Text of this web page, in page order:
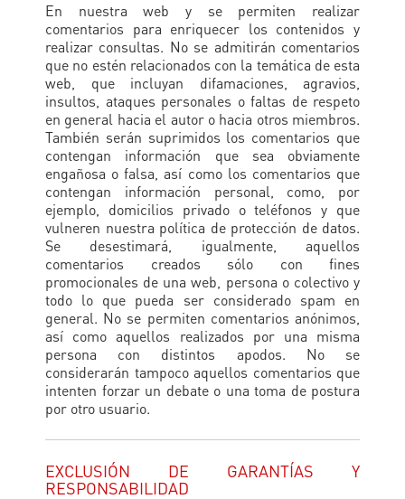
En nuestra web y se permiten realizar
comentarios para enriquecer los contenidos y
realizar consultas. No se admitirán comentarios
que no estén relacionados con la temática de esta
web, que incluyan difamaciones, agravios,
insultos, ataques personales o faltas de respeto
en general hacia el autor o hacia otros miembros.
También serán suprimidos los comentarios que
contengan información que sea obviamente
engañosa o falsa, así como los comentarios que
contengan información personal, como, por
ejemplo, domicilios privado o teléfonos y que
vulneren nuestra política de protección de datos.
Se desestimará, igualmente, aquellos
comentarios creados sólo con fines
promocionales de una web, persona o colectivo y
todo lo que pueda ser considerado spam en
general. No se permiten comentarios anónimos,
así como aquellos realizados por una misma
persona con distintos apodos. No se
considerarán tampoco aquellos comentarios que
intenten forzar un debate o una toma de postura
por otro usuario.
EXCLUSIÓN DE GARANTÍAS Y
RESPONSABILIDAD